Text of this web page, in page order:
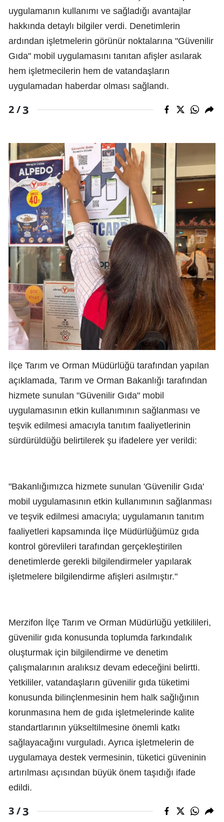
uygulamanın kullanımı ve sağladığı avantajlar
hakkında detaylı bilgiler verdi. Denetimlerin
ardından işletmelerin görünür noktalarına "Güvenilir
Gıda" mobil uygulamasını tanıtan afişler asılarak
hem işletmecilerin hem de vatandaşların
uygulamadan haberdar olması sağlandı.
2 /3
İlçe Tarım ve Orman Müdürlüğü tarafından yapılan
açıklamada, Tarım ve Orman Bakanlığı tarafından
hizmete sunulan "Güvenilir Gıda" mobil
uygulamasının etkin kullanımının sağlanması ve
teşvik edilmesi amacıyla tanıtım faaliyetlerinin
sürdürüldüğü belirtilerek şu ifadelere yer verildi:
"Bakanlığımızca hizmete sunulan 'Güvenilir Gıda'
mobil uygulamasının etkin kullanımının sağlanması
ve teşvik edilmesi amacıyla; uygulamanın tanıtım
faaliyetleri kapsamında İlçe Müdürlüğümüz gıda
kontrol görevlileri tarafından gerçekleştirilen
denetimlerde gerekli bilgilendirmeler yapılarak
işletmelere bilgilendirme afişleri asılmıştır."
Merzifon İlçe Tarım ve Orman Müdürlüğü yetkilileri,
güvenilir gıda konusunda toplumda farkındalık
oluşturmak için bilgilendirme ve denetim
çalışmalarının aralıksız devam edeceğini belirtti.
Yetkililer, vatandaşların güvenilir gıda tüketimi
konusunda bilinçlenmesinin hem halk sağlığının
korunmasına hem de gıda işletmelerinde kalite
standartlarının yükseltilmesine önemli katkı
sağlayacağını vurguladı. Ayrıca işletmelerin de
uygulamaya destek vermesinin, tüketici güveninin
artırılması açısından büyük önem taşıdığı ifade
edildi.
3 /3